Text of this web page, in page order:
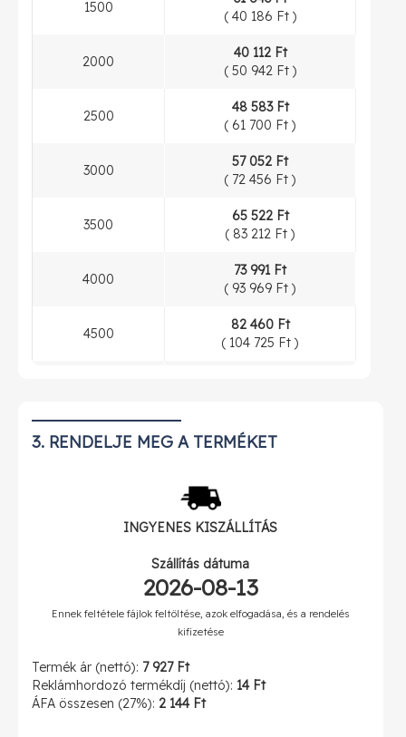
1500
( 40 186 Ft )
2000
40 112 Ft
( 50 942 Ft )
2500
48 583 Ft
( 61 700 Ft )
3000
57 052 Ft
( 72 456 Ft )
3500
65 522 Ft
( 83 212 Ft )
4000
73 991 Ft
( 93 969 Ft )
4500
82 460 Ft
( 104 725 Ft )
3. RENDELJE MEG A TERMÉKET
INGYENES KISZÁLLÍTÁS
Szállítás dátuma
2026-08-13
Ennek feltétele fájlok feltöltése, azok elfogadása, és a rendelés
kifizetése
Termék ár (nettó): 7 927 Ft
Reklámhordozó termékdíj (nettó): 14 Ft
ÁFA összesen (27%): 2 144 Ft